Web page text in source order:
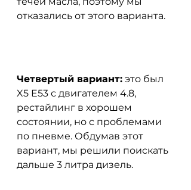
отказались от этого варианта.
Четвертый вариант: это был
X5 E53 с двигателем 4.8,
рестайлинг в хорошем
состоянии, но с проблемами
по пневме. Обдумав этот
вариант, мы решили поискать
дальше 3 литра дизель.